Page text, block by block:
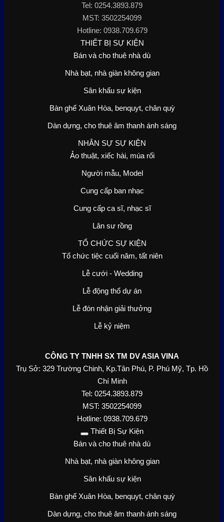
Tel: 0254.3893.879
MST: 3502254099
Hotline: 0938.709.679
THIẾT BỊ SỰ KIỆN
Bán và cho thuê nhà dù
Nhà bạt, nhà giàn không gian
Sân khấu sự kiện
Bàn ghế Xuân Hòa, benquyt, chân quỳ
Dàn dựng, cho thuê âm thanh ánh sáng
NHÂN SỰ SỰ KIỆN
Ảo thuật, xiếc hài, múa rối
Người mẫu, Model
Cung cấp ban nhạc
Cung cấp ca sĩ, nhạc sĩ
Lân sư rồng
TỔ CHỨC SỰ KIỆN
Tổ chức tiệc cuối năm, tất niên
Lễ cưới - Wedding
Lễ động thổ dự án
Lễ đón nhận giải thưởng
Lễ kỷ niệm
CÔNG TY TNHH SX TM DV ASIA VINA
Trụ Sở: 329 Trường Chinh, Kp.Tân Phú, P. Phú Mỹ, Tp. Hồ
Chí Minh
Tel: 0254.3893.879
MST: 3502254099
Hotline: 0938.709.679
Thiết Bị Sự Kiện
Bán và cho thuê nhà dù
Nhà bạt, nhà giàn không gian
Sân khấu sự kiện
Bàn ghế Xuân Hòa, benquyt, chân quỳ
Dàn dựng, cho thuê âm thanh ánh sáng